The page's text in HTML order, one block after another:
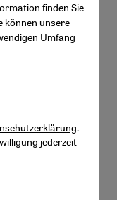
und
zur
Kurz vor dem
stehen die
Sokollu
finden Sie
können unsere
Umfang
.
jederzeit